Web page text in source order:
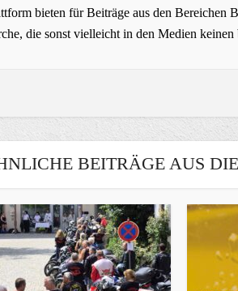
bieten für Beiträge aus den Bereichen
die sonst vielleicht in den Medien
BEITRÄGE AUS